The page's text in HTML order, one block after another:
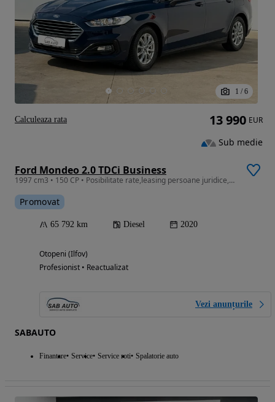
1 / 6
Ford Mondeo 2.0 TDCi Business
1997 cm3 • 150 CP • Posibilitate rate,leasing persoane juridice,fizice avans 0 30%
Promovat
65 792 km Diesel 2020
Otopeni (Ilfov)
Profesionist • Reactualizat
Vezi anunțurile
SABAUTO
Finantare Service Service roti Spalatorie auto
13 990 EUR
Sub medie
Calculeaza rata